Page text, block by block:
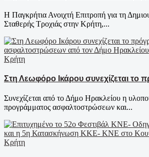
Η Παγκρήτια Ανοιχτή Επιτροπή για τη
Σταθερής Τροχιάς στην Κρήτη,...
Κρήτη
Στη Λεωφόρο Ικάρου συνεχίζεται το
Συνεχίζεται από το Δήμο Ηρακλείου η
προγράμματος ασφαλτοστρώσεων και...
Κρήτη